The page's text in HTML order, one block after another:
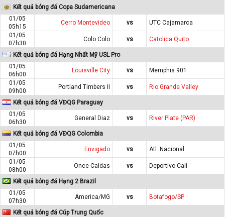
Kết quả bóng đá Copa Sudamericana
01/05
05h15
Cerro Montevideo vs
UTC Cajamarca
01/05
07h30
Colo Colo vs Catolica Quito
Kết quả bóng đá Hạng Nhất Mỹ USL Pro
01/05
06h00
Louisville City vs
Memphis 901
01/05
09h00
Portland Timbers II vs Rio Grande Valley
Kết quả bóng đá VĐQG Paraguay
01/05
06h30
General Diaz vs River Plate (PAR)
Kết quả bóng đá VĐQG Colombia
01/05
07h00
Envigado vs
Atl. Nacional
01/05
08h00
Once Caldas vs Deportivo Cali
Kết quả bóng đá Hạng 2 Brazil
01/05
07h30
America/MG vs Botafogo/SP
Kết quả bóng đá Cúp Trung Quốc